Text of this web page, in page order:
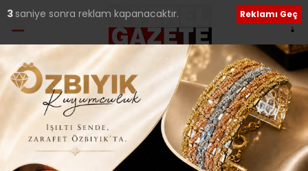
Ana Sayfa›Güncel
2 saniye sonra reklam kapanacaktır. Reklamı Geç